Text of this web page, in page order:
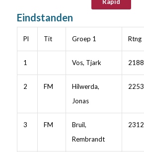
Eindstanden
Pl Tit Groep 1 Rtng
1 Vos, Tjark 2188
2 FM
Hilwerda,
Jonas
2253
3 FM
Bruil,
Rembrandt
2312